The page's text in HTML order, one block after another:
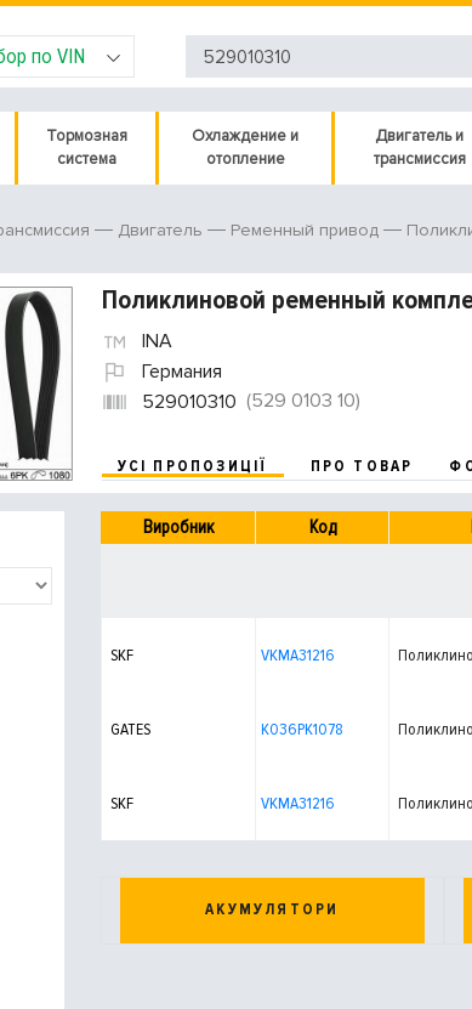
по VIN
Тормозная
система
Охлаждение и
отопление
Двигатель и
трансмиссия
Двигатель Ременный привод
Поликлиновой ременный
INA
Германия
529010310 (529 0103 10)
УСІ ПРОПОЗИЦІЇ ПРО ТОВАР
Виробник Код
SKF VKMA31216
GATES K036PK1078
SKF VKMA31216
АКУМУЛЯТОРИ